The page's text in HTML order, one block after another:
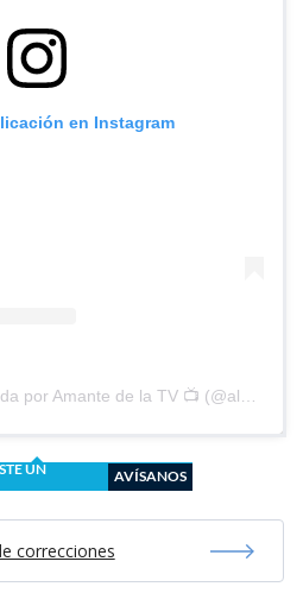
en Instagram
UN
AVÍSANOS
correcciones